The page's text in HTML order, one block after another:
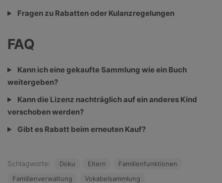
Fragen zu Rabatten oder Kulanzregelungen
FAQ
Kann ich eine gekaufte Sammlung wie ein Buch
weitergeben?
Kann die Lizenz nachträglich auf ein anderes Kind
verschoben werden?
Gibt es Rabatt beim erneuten Kauf?
Schlagworte: Doku Eltern
Familienfunktionen
Familienverwaltung
Vokabelsammlung